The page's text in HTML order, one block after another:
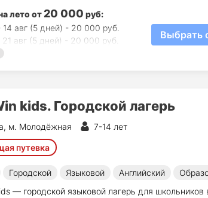
летоот20 000 руб:
14 авг (5 дней) - 20 000 руб.
21 авг (5 дней) - 20 000 руб.
28 авг (5 дней) - 20 000 руб.
Выбрать
kids. Городской лагерь
м. Молодёжная 7-14 лет
путевка
Городской Языковой Английский
— городской языковой лагерь для